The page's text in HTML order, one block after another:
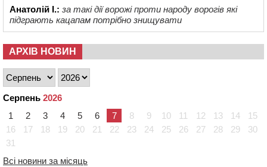
Анатолій І.: за такі дії ворожі проти народу ворогів які
підграють кацапам потрібно знищувати
АРХІВ НОВИН
Серпень 2026
1
2 3 4 5 6 7 8 9 10 11 12 13 14
15
16
17 18 19 20 21 22 23 24 25 26 27 28 29
30
31
Всі новини за місяць